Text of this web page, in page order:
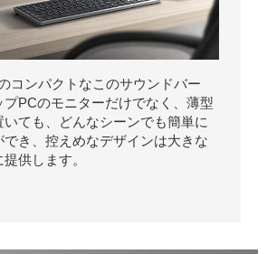
コンパクトなこのサウンドバー
プPCのモニターだけでなく、薄型
いても、どんなシーンでも簡単に
き、控えめなデザインは大きな
供します。